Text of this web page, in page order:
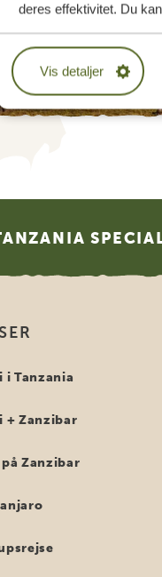
deres effektivitet. Du
Vis detaljer
i Tanzania
+ Zanzibar
på Zanzibar